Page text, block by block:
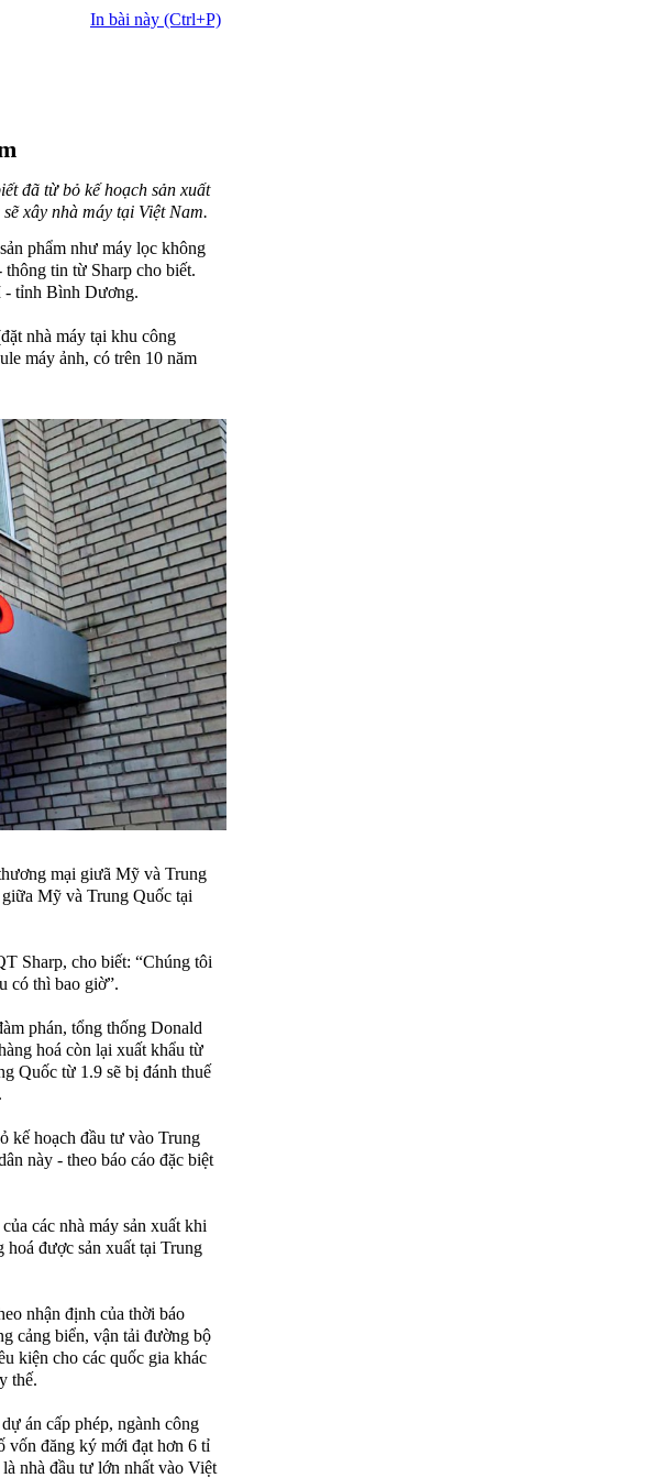
In bài này (Ctrl+P)
đã từ bỏ kế hoạch sản xuất
xây nhà máy tại Việt Nam.
phẩm như máy lọc không
tin từ Sharp cho biết.
- tỉnh Bình Dương.
nhà máy tại khu công
máy ảnh, có trên 10 năm
mại giưã Mỹ và Trung
Mỹ và Trung Quốc tại
Sharp, cho biết: “Chúng tôi
có thì bao giờ”.
phán, tổng thống Donald
hoá còn lại xuất khẩu từ
Quốc từ 1.9 sẽ bị đánh thuế
kế hoạch đầu tư vào Trung
này - theo báo cáo đặc biệt
các nhà máy sản xuất khi
được sản xuất tại Trung
nhận định của thời báo
cảng biển, vận tải đường bộ
kiện cho các quốc gia khác
thế.
án cấp phép, ngành công
vốn đăng ký mới đạt hơn 6 tỉ
nhà đầu tư lớn nhất vào Việt